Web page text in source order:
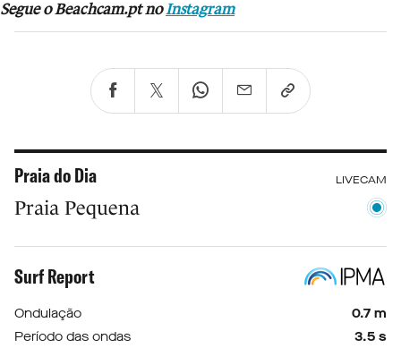
Segue o Beachcam.pt no Instagram
Praia do Dia LIVECAM
Praia Pequena
Surf Report
Ondulação
0.7 m
Período das ondas
3.5 s